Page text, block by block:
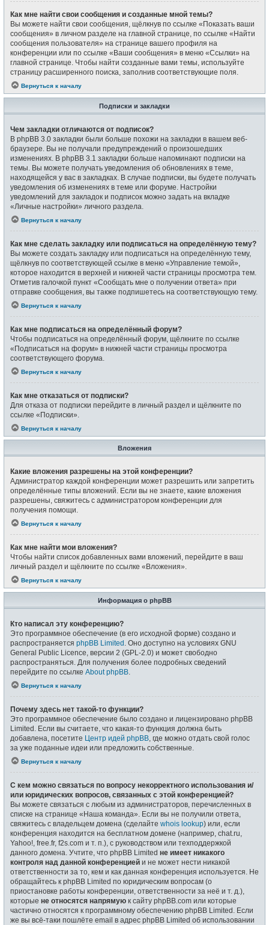
Как мне найти свои сообщения и созданные мной темы?
Вы можете найти свои сообщения, щёлкнув по ссылке «Показать ваши
сообщения» в личном разделе на главной странице, по ссылке «Найти
сообщения пользователя» на странице вашего профиля на
конференции или по ссылке «Ваши сообщения» в меню «Ссылки» на
главной странице. Чтобы найти созданные вами темы, используйте
страницу расширенного поиска, заполнив соответствующие поля.
Вернуться к началу
Подписки и закладки
Чем закладки отличаются от подписок?
В phpBB 3.0 закладки были больше похожи на закладки в вашем веб-
браузере. Вы не получали предупреждений о произошедших
изменениях. В phpBB 3.1 закладки больше напоминают подписки на
темы. Вы можете получать уведомления об обновлениях в теме,
находящейся у вас в закладках. В случае подписки, вы будете получать
уведомления об изменениях в теме или форуме. Настройки
уведомлений для закладок и подписок можно задать на вкладке
«Личные настройки» личного раздела.
Вернуться к началу
Как мне сделать закладку или подписаться на определённую тему?
Вы можете создать закладку или подписаться на определённую тему,
щёлкнув по соответствующей ссылке в меню «Управление темой»,
которое находится в верхней и нижней части страницы просмотра тем.
Отметив галочкой пункт «Сообщать мне о получении ответа» при
отправке сообщения, вы также подпишетесь на соответствующую тему.
Вернуться к началу
Как мне подписаться на определённый форум?
Чтобы подписаться на определённый форум, щёлкните по ссылке
«Подписаться на форум» в нижней части страницы просмотра
соответствующего форума.
Вернуться к началу
Как мне отказаться от подписки?
Для отказа от подписки перейдите в личный раздел и щёлкните по
ссылке «Подписки».
Вернуться к началу
Вложения
Какие вложения разрешены на этой конференции?
Администратор каждой конференции может разрешить или запретить
определённые типы вложений. Если вы не знаете, какие вложения
разрешены, свяжитесь с администратором конференции для
получения помощи.
Вернуться к началу
Как мне найти мои вложения?
Чтобы найти список добавленных вами вложений, перейдите в ваш
личный раздел и щёлкните по ссылке «Вложения».
Вернуться к началу
Информация о phpBB
Кто написал эту конференцию?
Это программное обеспечение (в его исходной форме) создано и
распространяется phpBB Limited . Оно доступно на условиях GNU
General Public Licence, версии 2 (GPL-2.0) и может свободно
распространяться. Для получения более подробных сведений
перейдите по ссылке About phpBB
Вернуться к началу
Почему здесь нет такой-то функции?
Это программное обеспечение было создано и лицензировано phpBB
Limited. Если вы считаете, что какая-то функция должна быть
добавлена, посетите Центр идей phpBB , где можно отдать свой голос
за уже поданные идеи или предложить собственные.
Вернуться к началу
С кем можно связаться по вопросу некорректного использования и/
или юридических вопросов, связанных с этой конференцией?
Вы можете связаться с любым из администраторов, перечисленных в
списке на странице «Наша команда». Если вы не получили ответа,
свяжитесь с владельцем домена (сделайте whois lookup) или, если
конференция находится на бесплатном домене (например, chat.ru,
Yahoo!, free.fr, f2s.com и т. п.), с руководством или техподдержкой
данного домена. Учтите, что phpBB Limited не имеет никакого
контроля над данной конференцией и не может нести никакой
ответственности за то, кем и как данная конференция используется. Не
обращайтесь к phpBB Limited по юридическим вопросам (о
приостановке работы конференции, ответственности за неё и т. д.),
которые не относятся напрямую к сайту phpBB.com или которые
частично относятся к программному обеспечению phpBB Limited. Если
же вы всё-таки пошлёте email в адрес phpBB Limited об использовании